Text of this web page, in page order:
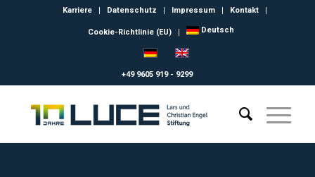
Karriere Datenschutz Impressum Kontakt
Cookie-Richtlinie (EU) Deutsch
+49 9605 919 - 9299